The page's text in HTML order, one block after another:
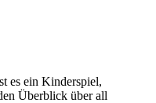
es ein Kinderspiel,
Überblick über all